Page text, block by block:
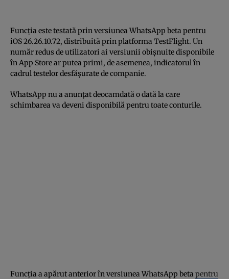
Funcția este testată prin versiunea WhatsApp beta pentru
iOS 26.26.10.72, distribuită prin platforma TestFlight. Un
număr redus de utilizatori ai versiunii obișnuite disponibile
în App Store ar putea primi, de asemenea, indicatorul în
cadrul testelor desfășurate de companie.
WhatsApp nu a anunțat deocamdată o dată la care
schimbarea va deveni disponibilă pentru toate conturile.
Funcția a apărut anterior în versiunea WhatsApp beta pentru